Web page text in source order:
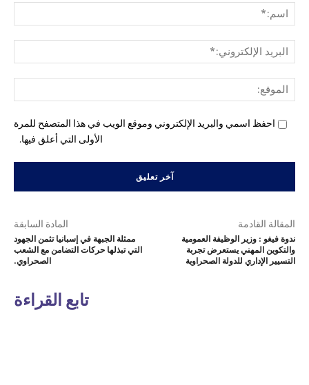
احفظ اسمي والبريد الإلكتروني وموقع الويب في هذا المتصفح للمرة
الأولى التي أعلق فيها.
المادة السابقة
ممثلة الجبهة في إسبانيا تثمن الجهود
التي تبذلها حركات التضامن مع الشعب
الصحراوي.
المقالة القادمة
ندوة فيغو : وزير الوظيفة العمومية
والتكوين المهني يستعرض تجربة
التسيير الإداري للدولة الصحراوية
تابع القراءة